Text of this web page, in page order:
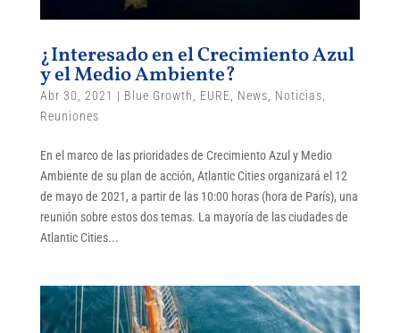
¿Interesado en el Crecimiento Azul
y el Medio Ambiente?
Abr 30, 2021 | Blue Growth EURE News Noticias
Reuniones
En el marco de las prioridades de Crecimiento Azul y Medio
Ambiente de su plan de acción, Atlantic Cities organizará el 12
de mayo de 2021, a partir de las 10:00 horas (hora de París), una
reunión sobre estos dos temas. La mayoría de las ciudades de
Atlantic Cities...